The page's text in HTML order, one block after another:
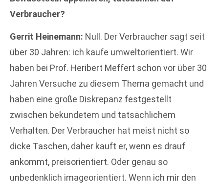
Verbraucher?
Gerrit Heinemann: Null. Der Verbraucher sagt seit
über 30 Jahren: ich kaufe umweltorientiert. Wir
haben bei Prof. Heribert Meffert schon vor über 30
Jahren Versuche zu diesem Thema gemacht und
haben eine große Diskrepanz festgestellt
zwischen bekundetem und tatsächlichem
Verhalten. Der Verbraucher hat meist nicht so
dicke Taschen, daher kauft er, wenn es drauf
ankommt, preisorientiert. Oder genau so
unbedenklich imageorientiert. Wenn ich mir den